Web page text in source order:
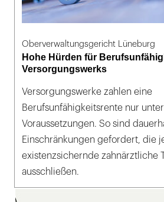
Oberverwaltungsgericht Lüneburg
Hohe Hürden für
Versorgungswerks
Versorgungswerke zahlen eine
Berufsunfähigkeitsrente nur
Voraussetzungen. So sind
Einschränkungen gefordert, die
existenzsichernde zahnärztliche
ausschließen.